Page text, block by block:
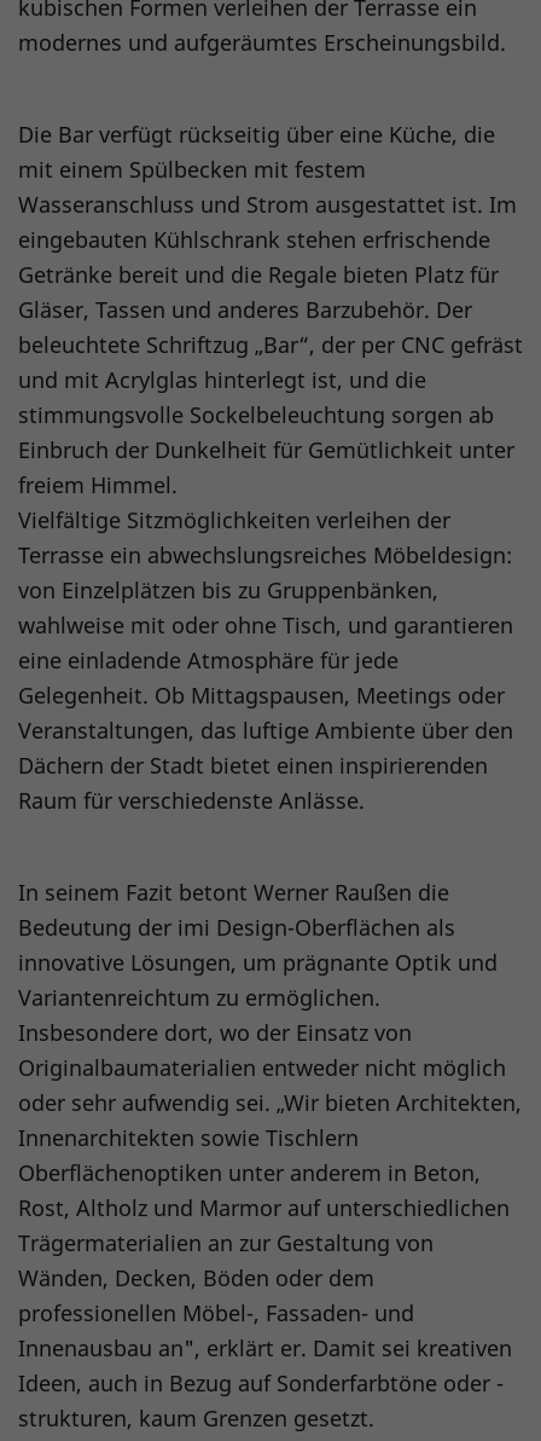
kubischen Formen verleihen der Terrasse ein
modernes und aufgeräumtes Erscheinungsbild.
Die Bar verfügt rückseitig über eine Küche, die
mit einem Spülbecken mit festem
Wasseranschluss und Strom ausgestattet ist. Im
eingebauten Kühlschrank stehen erfrischende
Getränke bereit und die Regale bieten Platz für
Gläser, Tassen und anderes Barzubehör. Der
beleuchtete Schriftzug „Bar“, der per CNC gefräst
und mit Acrylglas hinterlegt ist, und die
stimmungsvolle Sockelbeleuchtung sorgen ab
Einbruch der Dunkelheit für Gemütlichkeit unter
freiem Himmel.
Vielfältige Sitzmöglichkeiten verleihen der
Terrasse ein abwechslungsreiches Möbeldesign:
von Einzelplätzen bis zu Gruppenbänken,
wahlweise mit oder ohne Tisch, und garantieren
eine einladende Atmosphäre für jede
Gelegenheit. Ob Mittagspausen, Meetings oder
Veranstaltungen, das luftige Ambiente über den
Dächern der Stadt bietet einen inspirierenden
Raum für verschiedenste Anlässe.
In seinem Fazit betont Werner Raußen die
Bedeutung der imi Design-Oberflächen als
innovative Lösungen, um prägnante Optik und
Variantenreichtum zu ermöglichen.
Insbesondere dort, wo der Einsatz von
Originalbaumaterialien entweder nicht möglich
oder sehr aufwendig sei. „Wir bieten Architekten,
Innenarchitekten sowie Tischlern
Oberflächenoptiken unter anderem in Beton,
Rost, Altholz und Marmor auf unterschiedlichen
Trägermaterialien an zur Gestaltung von
Wänden, Decken, Böden oder dem
professionellen Möbel-, Fassaden- und
Innenausbau an", erklärt er. Damit sei kreativen
Ideen, auch in Bezug auf Sonderfarbtöne oder -
strukturen, kaum Grenzen gesetzt.